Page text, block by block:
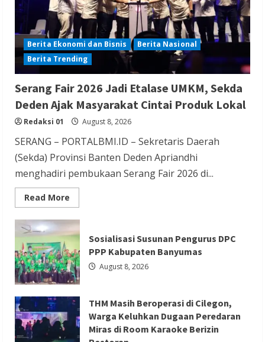
Berita Hiburan
Berita Lifestyle dan Insurance
Berita Terbaru
THM Masih Beroperasi di Cilegon, Warga
Keluhkan Dugaan Peredaran Miras di
Room Karaoke Berizin Restoran
Redaksi 01 August 8, 2026
Berita Ekonomi dan Bisnis
Berita Trending
GIIAS Education Day Menjadi Sarana
Belajar Interaktif bagi Pelajar SMK
Sederajat hingga Perguruan Tinggi
Redaksi 01 August 8, 2026
Berita Ekonomi dan Bisnis
Berita Nasional
Berita Trending
Serang Fair 2026 Jadi Etalase UMKM, Sekda
Deden Ajak Masyarakat Cintai Produk Lokal
Redaksi 01 August 8, 2026
SERANG – PORTALBMI.ID – Sekretaris Daerah
(Sekda) Provinsi Banten Deden Apriandhi
menghadiri pembukaan Serang Fair 2026 di...
Read More
more
Serang
Fair
2026
Jadi
Etalase
UMKM,
Sekda
Deden
Ajak
Masyarakat
Cintai
Produk
Lokal
Sosialisasi Susunan Pengurus DPC
PPP Kabupaten Banyumas
August 8, 2026
THM Masih Beroperasi di Cilegon,
Warga Keluhkan Dugaan Peredaran
Miras di Room Karaoke Berizin